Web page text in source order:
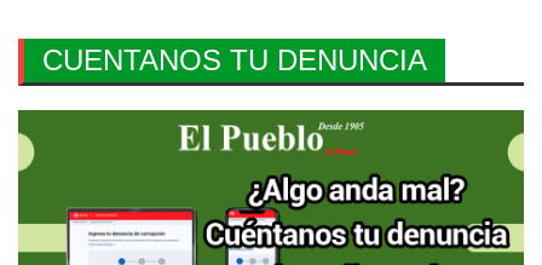
CUENTANOS TU DENUNCIA